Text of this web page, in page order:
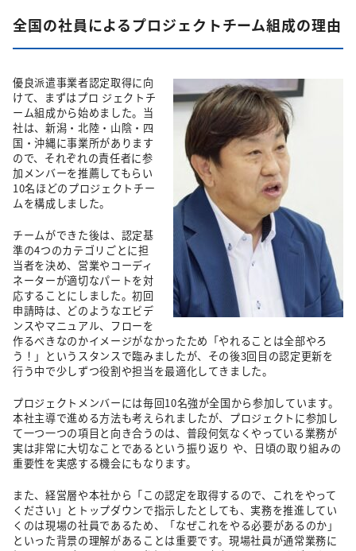
全国の社員によるプロジェクトチーム組成の理由
優良派遣事業者認定取得に向
けて、まずはプロ ジェクトチ
ーム組成から始めました。当
社は、新潟・北陸・山陰・四
国・沖縄に事業所があります
ので、それぞれの責任者に参
加メンバーを推薦してもらい
10名ほどのプロジェクトチー
ムを構成しました。
チームができた後は、認定基
準の4つのカテゴリごとに担
当者を決め、営業やコーディ
ネーターが適切なパートを対
応することにしました。初回
申請時は、どのようなエビデ
ンスやマニュアル、フローを
作るべきなのかイメージがなかったため「やれることは全部やろ
う！」というスタンスで臨みましたが、その後3回目の認定更新を
行う中で少しずつ役割や担当を最適化してきました。
プロジェクトメンバーには毎回10名強が全国から参加しています。
本社主導で進める方法も考えられましたが、プロジェクトに参加し
て一つ一つの項目と向き合うのは、普段何気なくやっている業務が
実は非常に大切なことであるという振り返り や、日頃の取り組みの
重要性を実感する機会にもなります。
また、経営層や本社から「この認定を取得するので、これをやって
ください」とトップダウンで指示したとしても、実務を推進してい
くのは現場の社員であるため、「なぜこれをやる必要があるのか」
といった背景の理解があることは重要です。現場社員が通常業務に